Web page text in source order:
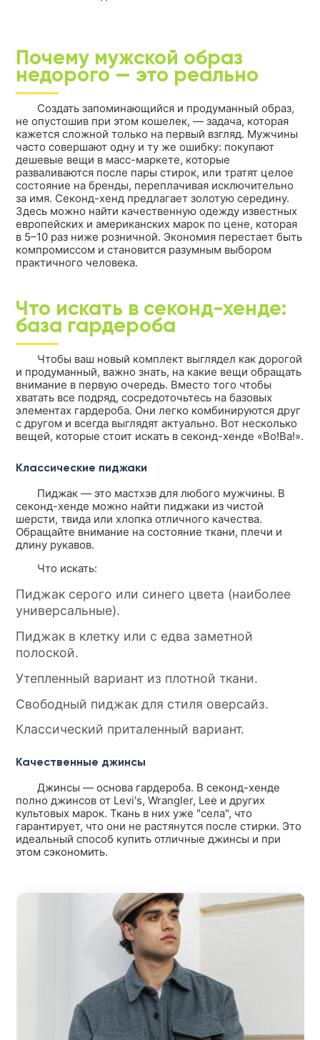
Почему мужской образ
недорого — это реально
Создать запоминающийся и продуманный образ,
не опустошив при этом кошелек, — задача, которая
кажется сложной только на первый взгляд. Мужчины
часто совершают одну и ту же ошибку: покупают
дешевые вещи в масс-маркете, которые
разваливаются после пары стирок, или тратят целое
состояние на бренды, переплачивая исключительно
за имя. Секонд-хенд предлагает золотую середину.
Здесь можно найти качественную одежду известных
европейских и американских марок по цене, которая
в 5–10 раз ниже розничной. Экономия перестает быть
компромиссом и становится разумным выбором
практичного человека.
Что искать в секонд-хенде:
база гардероба
Чтобы ваш новый комплект выглядел как дорогой
и продуманный, важно знать, на какие вещи обращать
внимание в первую очередь. Вместо того чтобы
хватать все подряд, сосредоточьтесь на базовых
элементах гардероба. Они легко комбинируются друг
с другом и всегда выглядят актуально. Вот несколько
вещей, которые стоит искать в секонд-хенде «Во!Ва!».
Классические пиджаки
Пиджак — это мастхэв для любого мужчины. В
секонд-хенде можно найти пиджаки из чистой
шерсти, твида или хлопка отличного качества.
Обращайте внимание на состояние ткани, плечи и
длину рукавов.
Что искать:
Пиджак серого или синего цвета (наиболее
универсальные).
Пиджак в клетку или с едва заметной
полоской.
Утепленный вариант из плотной ткани.
Свободный пиджак для стиля оверсайз.
Классический приталенный вариант.
Качественные джинсы
Джинсы — основа гардероба. В секонд-хенде
полно джинсов от Levi's, Wrangler, Lee и других
культовых марок. Ткань в них уже "села", что
гарантирует, что они не растянутся после стирки. Это
идеальный способ купить отличные джинсы и при
этом сэкономить.